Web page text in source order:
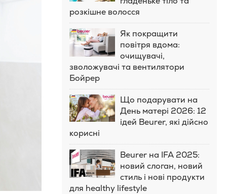
розкішне волосся
Як покращити
повітря вдома:
очищувачі,
зволожувачі та вентилятори
Бойрер
Що подарувати на
День матері 2026: 12
ідей Beurer, які дійсно
корисні
Beurer на IFA 2025:
новий слоган, новий
стиль і нові продукти
для healthy lifestyle